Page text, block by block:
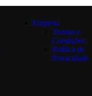
Empresa
Termos e
Condições
Política de
Privacidade